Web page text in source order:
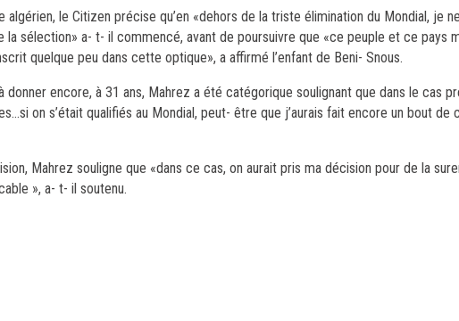
le Citizen précise qu’en «dehors de la triste élimination du Mondial, je
la sélection» a- t- il commencé, avant de poursuivre que «ce peuple et ce pays
quelque peu dans cette optique», a affirmé l’enfant de Beni- Snous.
encore, à 31 ans, Mahrez a été catégorique soulignant que dans le cas
on s’était qualifiés au Mondial, peut- être que j’aurais fait encore un bout de
Mahrez souligne que «dans ce cas, on aurait pris ma décision pour de la
», a- t- il soutenu.